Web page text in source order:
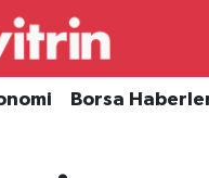
Borsa